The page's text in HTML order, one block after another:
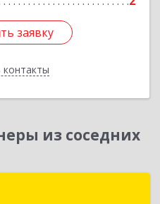
заявку
контакты
заявку
из соседних